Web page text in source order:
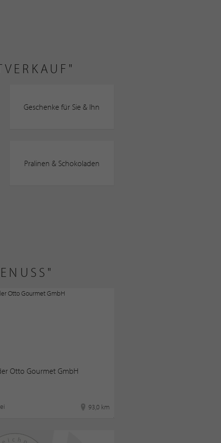
Geschenke für Sie & Ihn
Pralinen & Schokoladen
Otto Gourmet GmbH
93,0 km